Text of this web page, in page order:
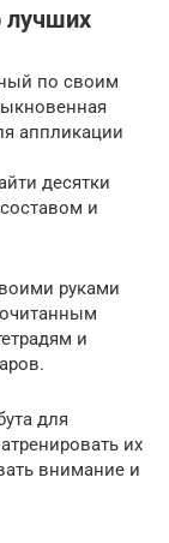
лучших
по своим
аппликации
десятки
и
руками
и
для
их
внимание и